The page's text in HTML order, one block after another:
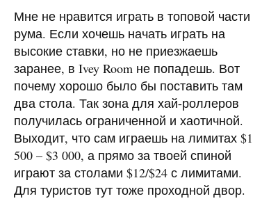
Мне не нравится играть в топовой части
рума. Если хочешь начать играть на
высокие ставки, но не приезжаешь
заранее, в Ivey Room не попадешь. Вот
почему хорошо было бы поставить там
два стола. Так зона для хай-роллеров
получилась ограниченной и хаотичной.
Выходит, что сам играешь на лимитах $1
500 – $3 000, а прямо за твоей спиной
играют за столами $12/$24 с лимитами.
Для туристов тут тоже проходной двор.